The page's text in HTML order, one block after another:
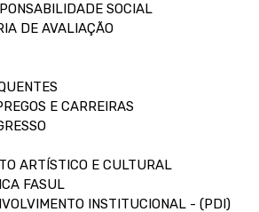
SOCIAL
DE AVALIAÇÃO
E CARREIRAS
ARTÍSTICO E CULTURAL
FASUL
INSTITUCIONAL - (PDI)